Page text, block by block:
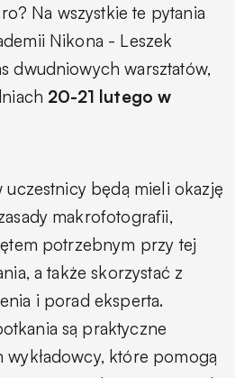
Na wszystkie te pytania
Nikona - Leszek
dwudniowych warsztatów,
20-21 lutego w
będą mieli okazję
makrofotografii,
potrzebnym przy tej
a także skorzystać z
i porad eksperta.
są praktyczne
które pomogą